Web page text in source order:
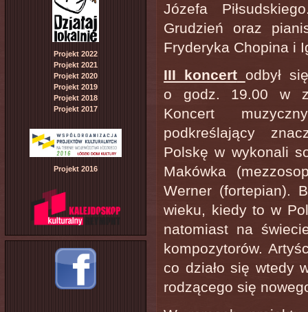
Projekt 2022
Projekt 2021
Projekt 2020
Projekt 2019
Projekt 2018
Projekt 2017
Projekt 2016
Józefa
Grudzień oraz
Fryderyka Chopina i
III koncert odbył
o godz. 19.00 w
Koncert
podkreślający
Polskę w wykonali
Makówka
Werner (fortepian).
wieku, kiedy to w
natomiast na
kompozytorów.
co działo się wtedy
rodzącego się